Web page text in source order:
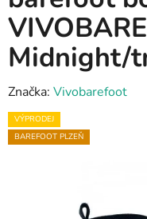
Midnight/
Značka: Vivobarefoot
VÝPRODEJ
BAREFOOT PLZEŇ